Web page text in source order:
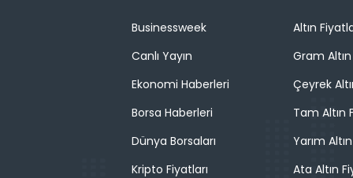
Businessweek
Canlı Yayın
Ekonomi Haberleri
Borsa Haberleri
Dünya Borsaları
Kripto Fiyatları
Altın
Gram Altın
Çeyrek
Tam Altın
Yarım
Ata Altın